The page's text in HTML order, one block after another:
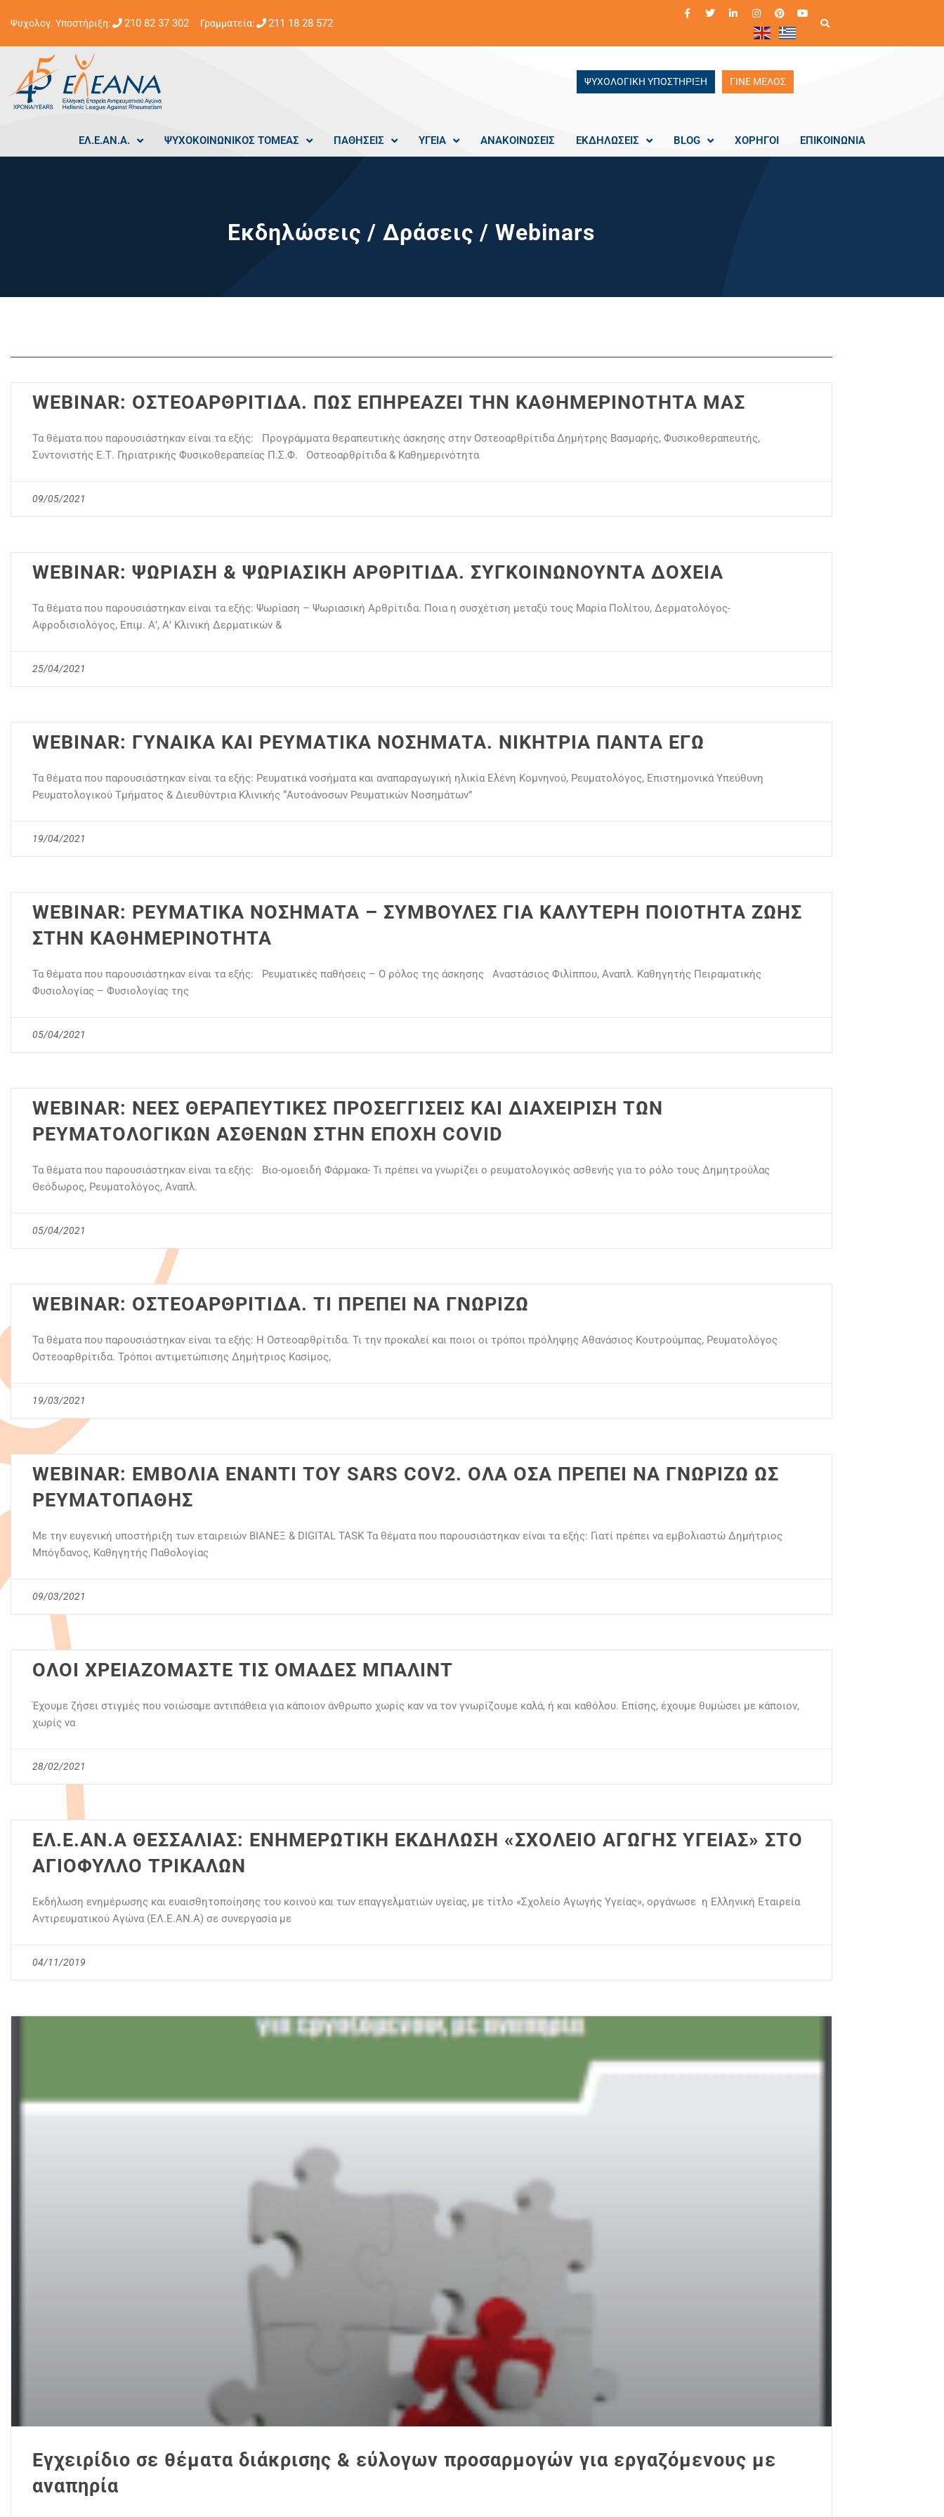
Ψυχολογ. Υποστήριξη: 210 82 37 302 Γραμματεία: 211 18 28 572
ΨΥΧΟΛΟΓΙΚΗ ΥΠΟΣΤΗΡΙΞΗ ΓΙΝΕ ΜΕΛΟΣ
ΕΛ.Ε.ΑΝ.Α. ΨΥΧΟΚΟΙΝΩΝΙΚΟΣ ΤΟΜΕΑΣ ΠΑΘΗΣΕΙΣ ΥΓΕΙΑ ΑΝΑΚΟΙΝΩΣΕΙΣ ΕΚΔΗΛΩΣΕΙΣ BLOG ΧΟΡΗΓΟΙ ΕΠΙΚΟΙΝΩΝΙΑ
Εκδηλώσεις / Δράσεις / Webinars
WEBINAR: ΟΣΤΕΟΑΡΘΡΙΤΙΔΑ. ΠΩΣ ΕΠΗΡΕΑΖΕΙ ΤΗΝ ΚΑΘΗΜΕΡΙΝΟΤΗΤΑ ΜΑΣ
Τα θέματα που παρουσιάστηκαν είναι τα εξής: Προγράμματα θεραπευτικής άσκησης στην Οστεοαρθρίτιδα Δημήτρης Βασμαρής, Φυσικοθεραπευτής,
Συντονιστής Ε.Τ. Γηριατρικής Φυσικοθεραπείας Π.Σ.Φ. Οστεοαρθρίτιδα & Καθημερινότητα
09/05/2021
WEBINAR: ΨΩΡΙΑΣΗ & ΨΩΡΙΑΣΙΚΗ ΑΡΘΡΙΤΙΔΑ. ΣΥΓΚΟΙΝΩΝΟΥΝΤΑ ΔΟΧΕΙΑ
Τα θέματα που παρουσιάστηκαν είναι τα εξής: Ψωρίαση – Ψωριασική Αρθρίτιδα. Ποια η συσχέτιση μεταξύ τους Μαρία Πολίτου, Δερματολόγος-
Αφροδισιολόγος, Επιμ. Α’, Α’ Κλινική Δερματικών &
25/04/2021
WEBINAR: ΓΥΝΑΙΚΑ ΚΑΙ ΡΕΥΜΑΤΙΚΑ ΝΟΣΗΜΑΤΑ. ΝΙΚΗΤΡΙΑ ΠΑΝΤΑ ΕΓΩ
Τα θέματα που παρουσιάστηκαν είναι τα εξής: Ρευματικά νοσήματα και αναπαραγωγική ηλικία Ελένη Κομνηνού, Ρευματολόγος, Επιστημονικά Υπεύθυνη
Ρευματολογικού Τμήματος & Διευθύντρια Κλινικής “Αυτοάνοσων Ρευματικών Νοσημάτων”
19/04/2021
WEBINAR: ΡΕΥΜΑΤΙΚΑ ΝΟΣΗΜΑΤΑ – ΣΥΜΒΟΥΛΕΣ ΓΙΑ ΚΑΛΥΤΕΡΗ ΠΟΙΟΤΗΤΑ ΖΩΗΣ
ΣΤΗΝ ΚΑΘΗΜΕΡΙΝΟΤΗΤΑ
Τα θέματα που παρουσιάστηκαν είναι τα εξής: Ρευματικές παθήσεις – Ο ρόλος της άσκησης Αναστάσιος Φιλίππου, Αναπλ. Καθηγητής Πειραματικής
Φυσιολογίας – Φυσιολογίας της
05/04/2021
WEBINAR: ΝΕΕΣ ΘΕΡΑΠΕΥΤΙΚΕΣ ΠΡΟΣΕΓΓΙΣΕΙΣ ΚΑΙ ΔΙΑΧΕΙΡΙΣΗ ΤΩΝ
ΡΕΥΜΑΤΟΛΟΓΙΚΩΝ ΑΣΘΕΝΩΝ ΣΤΗΝ ΕΠΟΧΗ COVID
Τα θέματα που παρουσιάστηκαν είναι τα εξής: Βιο-ομοειδή Φάρμακα- Τι πρέπει να γνωρίζει ο ρευματολογικός ασθενής για το ρόλο τους Δημητρούλας
Θεόδωρος, Ρευματολόγος, Αναπλ.
05/04/2021
WEBINAR: ΟΣΤΕΟΑΡΘΡΙΤΙΔΑ. ΤΙ ΠΡΕΠΕΙ ΝΑ ΓΝΩΡΙΖΩ
Τα θέματα που παρουσιάστηκαν είναι τα εξής: Η Οστεοαρθρίτιδα. Τι την προκαλεί και ποιοι οι τρόποι πρόληψης Αθανάσιος Κουτρούμπας, Ρευματολόγος
Οστεοαρθρίτιδα. Τρόποι αντιμετώπισης Δημήτριος Κασίμος,
19/03/2021
WEBINAR: ΕΜΒΟΛΙΑ ΕΝΑΝΤΙ ΤΟΥ SARS COV2. ΟΛΑ ΟΣΑ ΠΡΕΠΕΙ ΝΑ ΓΝΩΡΙΖΩ ΩΣ
ΡΕΥΜΑΤΟΠΑΘΗΣ
Με την ευγενική υποστήριξη των εταιρειών ΒΙΑΝΕΞ & DIGITAL TASK Τα θέματα που παρουσιάστηκαν είναι τα εξής: Γιατί πρέπει να εμβολιαστώ Δημήτριος
Μπόγδανος, Καθηγητής Παθολογίας
09/03/2021
ΟΛΟΙ ΧΡΕΙΑΖΟΜΑΣΤΕ ΤΙΣ ΟΜΑΔΕΣ ΜΠΑΛΙΝΤ
Έχουμε ζήσει στιγμές που νοιώσαμε αντιπάθεια για κάποιον άνθρωπο χωρίς καν να τον γνωρίζουμε καλά, ή και καθόλου. Επίσης, έχουμε θυμώσει με κάποιον,
χωρίς να
28/02/2021
ΕΛ.Ε.ΑΝ.Α ΘΕΣΣΑΛΙΑΣ: ΕΝΗΜΕΡΩΤΙΚΗ ΕΚΔΗΛΩΣΗ «ΣΧΟΛΕΙΟ ΑΓΩΓΗΣ ΥΓΕΙΑΣ» ΣΤΟ
ΑΓΙΟΦΥΛΛΟ ΤΡΙΚΑΛΩΝ
Εκδήλωση ενημέρωσης και ευαισθητοποίησης του κοινού και των επαγγελματιών υγείας, με τίτλο «Σχολείο Αγωγής Υγείας», οργάνωσε η Ελληνική Εταιρεία
Αντιρευματικού Αγώνα (ΕΛ.Ε.ΑΝ.Α) σε συνεργασία με
04/11/2019
Εγχειρίδιο σε θέματα διάκρισης & εύλογων προσαρμογών για εργαζόμενους με
αναπηρία